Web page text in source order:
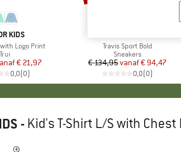
KIDS
Logo Print
Productgroep
Trui
Prijs
Verlaagde prijs
€ 21,97
0,0(0)
Artikel
Travis Sport Bold
Productgroep
Sneakers
Prijs
€ 134,95 Verlaagde prijs
vanaf€ 94,47
0,0(0)
- Kid's T-Shirt L/S with